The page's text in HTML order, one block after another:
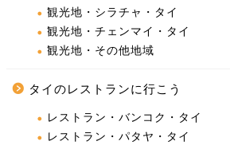
観光地・シラチャ・タイ
観光地・チェンマイ・タイ
観光地・その他地域
タイのレストランに行こう
レストラン・バンコク・タイ
レストラン・パタヤ・タイ